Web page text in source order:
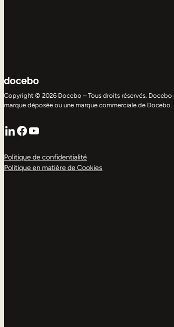
Copyright © 2026 Docebo – Tous droits réservés. Docebo
marque déposée ou une marque commerciale de Docebo.
LinkedIn
Facebook
YouTube
Politique de confidentialité
Politique en matière de Cookies